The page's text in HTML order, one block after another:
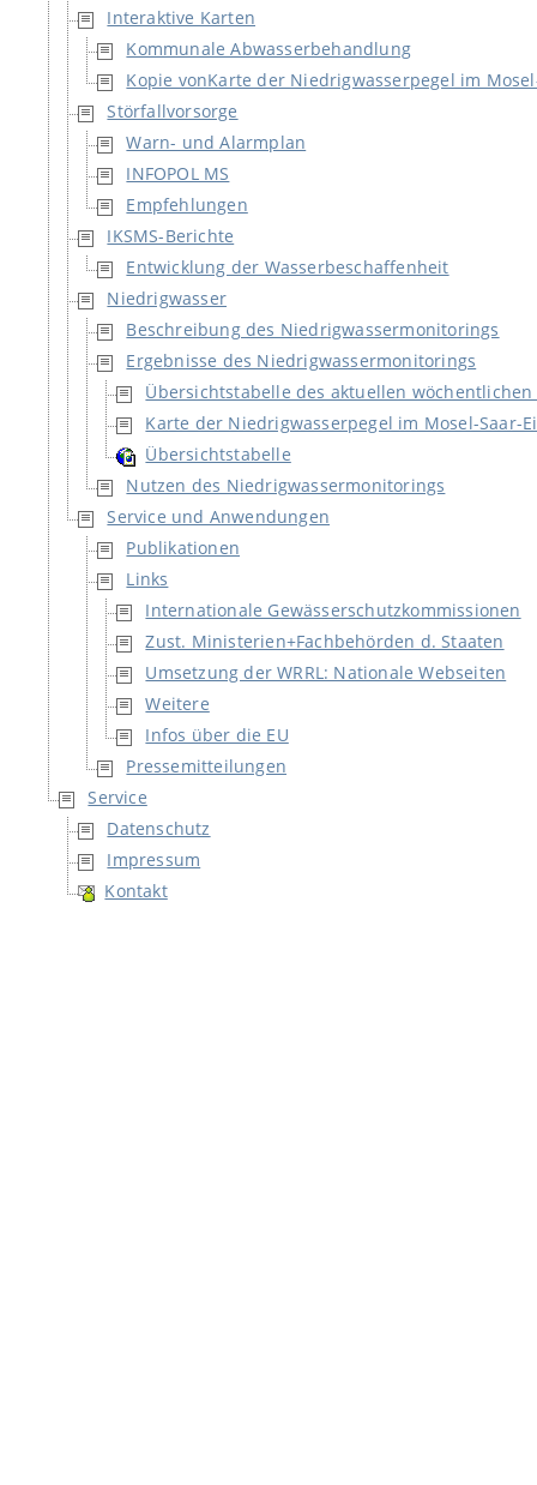
Interaktive Karten
Kommunale Abwasserbehandlung
Kopie vonKarte der Niedrigwasserpegel im
Störfallvorsorge
Warn- und Alarmplan
INFOPOL MS
Empfehlungen
IKSMS-Berichte
Entwicklung der Wasserbeschaffenheit
Niedrigwasser
Beschreibung des Niedrigwassermonitorings
Ergebnisse des Niedrigwassermonitorings
Übersichtstabelle des aktuellen
Karte der Niedrigwasserpegel im Mosel-Saar-
Übersichtstabelle
Nutzen des Niedrigwassermonitorings
Service und Anwendungen
Publikationen
Links
Internationale Gewässerschutzkommissionen
Zust. Ministerien+Fachbehörden d. Staaten
Umsetzung der WRRL: Nationale Webseiten
Weitere
Infos über die EU
Pressemitteilungen
Service
Datenschutz
Impressum
Kontakt